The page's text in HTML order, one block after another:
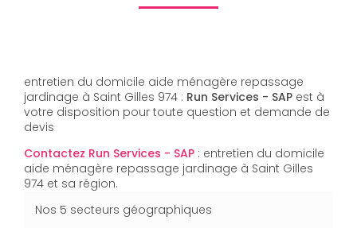
entretien du domicile aide ménagère repassage
jardinage à Saint Gilles 974 : Run Services - SAP est à
votre disposition pour toute question et demande de
devis
Contactez Run Services - SAP : entretien du domicile
aide ménagère repassage jardinage à Saint Gilles
974 et sa région.
Nos 5 secteurs géographiques